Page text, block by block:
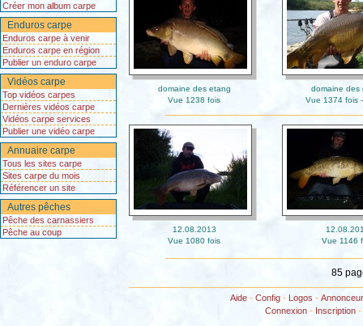
Créer mon album carpe
Enduros carpe
Enduros carpe à venir
Enduros carpe en région
Publier un enduro carpe
Vidéos carpe
Top vidéos carpes
Dernières vidéos carpe
Vidéos carpe services
Publier une vidéo carpe
Annuaire carpe
Tous les sites carpe
Sites carpe du mois
Référencer un site
Autres pêches
Pêche des carnassiers
Pêche au coup
domaine des etang
Vue 1238 fois
domaine des
Vue 1374 fois
12.08.2013
Vue 1080 fois
Vue 1146
85
Aide- Config- Logos -
Connexion - Inscription -